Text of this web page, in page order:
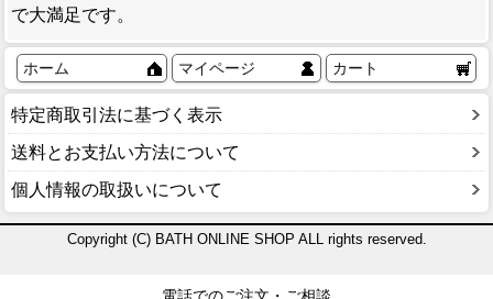
で大満足です。
ホーム マイページ カート
特定商取引法に基づく表示
送料とお支払い方法について
個人情報の取扱いについて
Copyright (C) BATH ONLINE SHOP ALL rights reserved.